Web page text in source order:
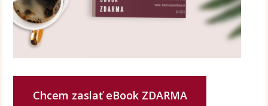
Chcem zaslať eBook ZDARMA